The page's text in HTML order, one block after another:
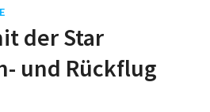
der Star
und Rückflug